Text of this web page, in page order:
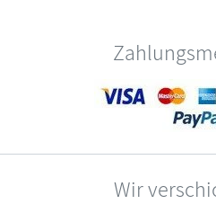
Wir